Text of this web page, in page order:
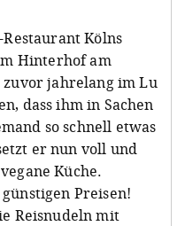
Kölns
Hinterhof am
jahrelang im Lu
dass ihm in Sachen
so schnell etwas
er nun voll und
Küche.
Preisen!
Reisnudeln mit